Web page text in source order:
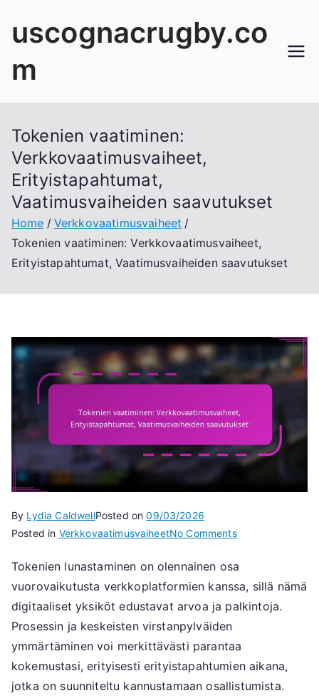
uscognacrugby.co
m
Tokenien vaatiminen:
Verkkovaatimusvaiheet,
Erityistapahtumat,
Vaatimusvaiheiden saavutukset
Home
Verkkovaatimusvaiheet
Tokenien vaatiminen: Verkkovaatimusvaiheet,
Erityistapahtumat, Vaatimusvaiheiden saavutukset
By Lydia CaldwellPosted on09/03/2026
Posted in VerkkovaatimusvaiheetNo Commentson
vaatiminen:
Tokenien lunastaminen on olennainen osa
vuorovaikutusta verkkoplatformien kanssa, sillä nämä
digitaaliset yksiköt edustavat arvoa ja palkintoja.
Prosessin ja keskeisten virstanpylväiden
ymmärtäminen voi merkittävästi parantaa
kokemustasi, erityisesti erityistapahtumien aikana,
jotka on suunniteltu kannustamaan osallistumista.